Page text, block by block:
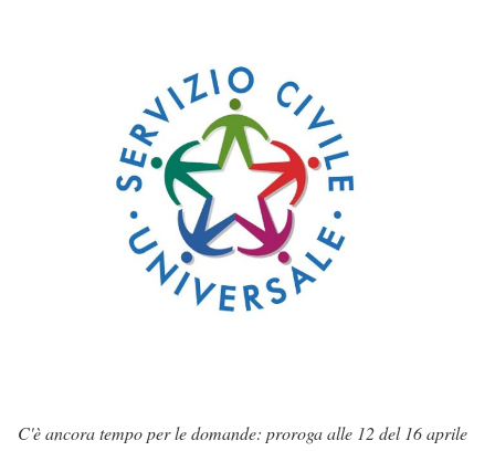
C'è ancora tempo per le domande: proroga alle 12 del 16 aprile